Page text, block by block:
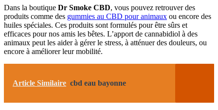
Dans la boutique Dr Smoke CBD, vous pouvez retrouver des
produits comme des gummies au CBD pour animaux ou encore des
huiles spéciales. Ces produits sont formulés pour être sûrs et
efficaces pour nos amis les bêtes. L’apport de cannabidiol à des
animaux peut les aider à gérer le stress, à atténuer des douleurs, ou
encore à améliorer leur mobilité.
Article Similaire cbd eau bayonne​